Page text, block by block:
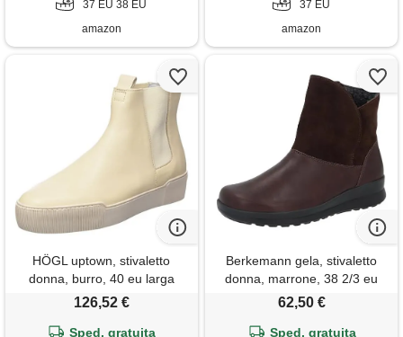
37 EU 38 EU
amazon
37 EU
amazon
HÖGL uptown, stivaletto
donna, burro, 40 eu larga
126,52 €
Sped. gratuita
Berkemann gela, stivaletto
donna, marrone, 38 2/3 eu
62,50 €
Sped. gratuita